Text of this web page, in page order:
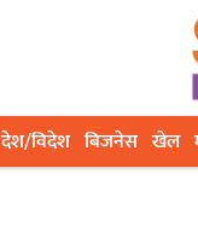
देश/विदेश बिजनेस खेल